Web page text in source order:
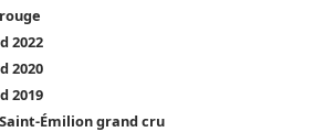
2022
2020
2019
Émilion grand cru